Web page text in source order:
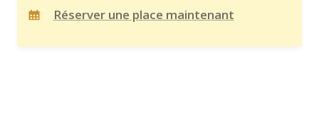
Réserver une place maintenant